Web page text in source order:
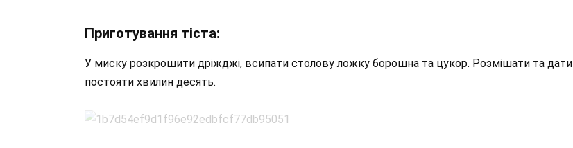
Приготування тіста:
У миску розкрошити дріжджі, всипати столову ложку борошна та цукор. Розмішати та дати
постояти хвилин десять.